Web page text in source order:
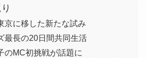
京に移した新たな試み
最長の20日間共同生活
のMC初挑戦が話題に